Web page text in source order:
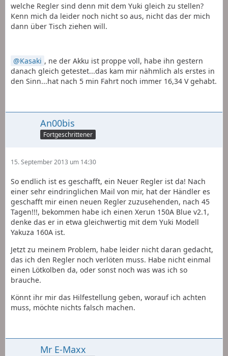
welche Regler sind denn mit dem Yuki gleich zu stellen?
Kenn mich da leider noch nicht so aus, nicht das der mich
dann über Tisch ziehen will.
Kasaki , ne der Akku ist proppe voll, habe ihn gestern
danach gleich getestet...das kam mir nähmlich als erstes in
den Sinn...hat nach 5 min Fahrt noch immer 16,34 V gehabt.
An00bis
Fortgeschrittener
15. September 2013 um 14:30
So endlich ist es geschafft, ein Neuer Regler ist da! Nach
einer sehr eindringlichen Mail von mir, hat der Händler es
geschafft mir einen neuen Regler zuzusehenden, nach 45
Tagen!!!, bekommen habe ich einen Xerun 150A Blue v2.1,
denke das er in etwa gleichwertig mit dem Yuki Modell
Yakuza 160A ist.
Jetzt zu meinem Problem, habe leider nicht daran gedacht,
das ich den Regler noch verlöten muss. Habe nicht einmal
einen Lötkolben da, oder sonst noch was was ich so
brauche.
Könnt ihr mir das Hilfestellung geben, worauf ich achten
muss, möchte nichts falsch machen.
Mr E-Maxx